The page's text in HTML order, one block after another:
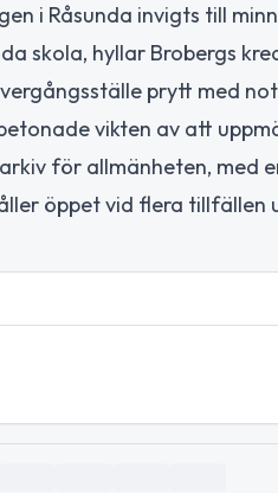
i Råsunda invigts till
skola, hyllar Brobergs
prytt med
vikten av att
för allmänheten, med
öppet vid flera tillfällen